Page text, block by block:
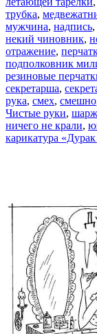
трубка,
мужчина, надпись,
некий чиновник,
отражение,
подполковник
резиновые
секретарша,
рука, смех, смешно
Чистые руки, шарж
ничего не крали,
карикатура